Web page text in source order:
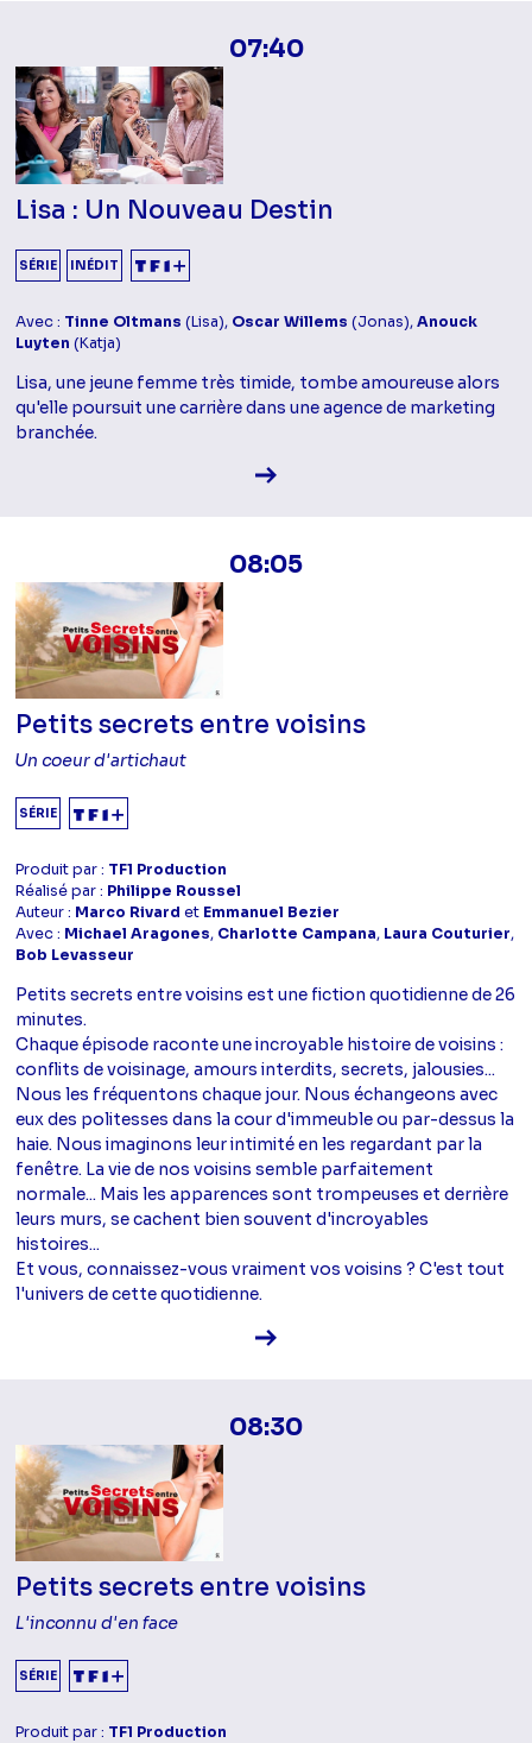
07:40
Lisa : Un Nouveau Destin
SÉRIE INÉDIT
Avec : Tinne Oltmans (Lisa), Oscar Willems (Jonas),Anouck
Luyten (Katja)
Lisa, une jeune femme très timide, tombe amoureuse alors
qu'elle poursuit une carrière dans une agence de marketing
branchée.
Voir la fiche diffusion
08:05
Petits secrets entre voisins
Un coeur d'artichaut
SÉRIE
Produit par : TF1 Production
Réalisé par : Philippe Roussel
Auteur : Marco Rivard et Emmanuel Bezier
Avec : Michael Aragones, Charlotte Campana, Laura Couturier,
Bob Levasseur
Petits secrets entre voisins est une fiction quotidienne de 26
minutes.
Chaque épisode raconte une incroyable histoire de voisins :
conflits de voisinage, amours interdits, secrets, jalousies...
Nous les fréquentons chaque jour. Nous échangeons avec
eux des politesses dans la cour d'immeuble ou par-dessus la
haie. Nous imaginons leur intimité en les regardant par la
fenêtre. La vie de nos voisins semble parfaitement
normale... Mais les apparences sont trompeuses et derrière
leurs murs, se cachent bien souvent d'incroyables
histoires...
Et vous, connaissez-vous vraiment vos voisins ? C'est tout
l'univers de cette quotidienne.
Voir la fiche diffusion
08:30
Petits secrets entre voisins
L'inconnu d'en face
SÉRIE
Produit par : TF1 Production